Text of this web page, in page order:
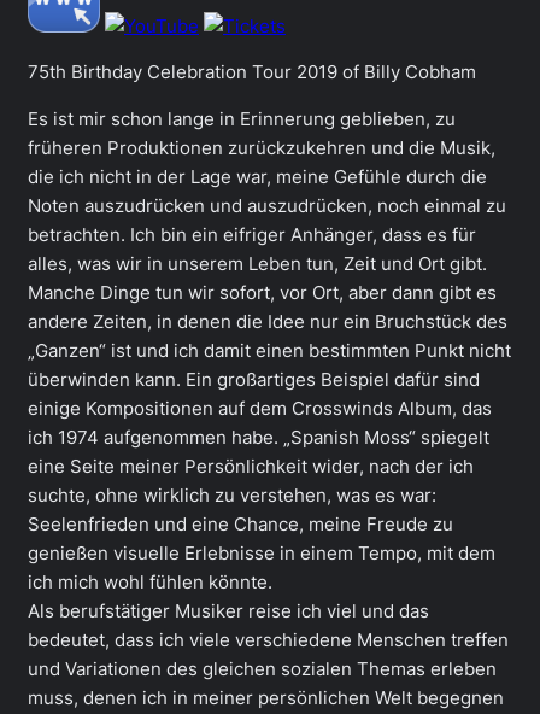
75th Birthday Celebration Tour 2019 of Billy Cobham
Es ist mir schon lange in Erinnerung geblieben, zu
früheren Produktionen zurückzukehren und die Musik,
die ich nicht in der Lage war, meine Gefühle durch die
Noten auszudrücken und auszudrücken, noch einmal zu
betrachten. Ich bin ein eifriger Anhänger, dass es für
alles, was wir in unserem Leben tun, Zeit und Ort gibt.
Manche Dinge tun wir sofort, vor Ort, aber dann gibt es
andere Zeiten, in denen die Idee nur ein Bruchstück des
„Ganzen“ ist und ich damit einen bestimmten Punkt nicht
überwinden kann. Ein großartiges Beispiel dafür sind
einige Kompositionen auf dem Crosswinds Album, das
ich 1974 aufgenommen habe. „Spanish Moss“ spiegelt
eine Seite meiner Persönlichkeit wider, nach der ich
suchte, ohne wirklich zu verstehen, was es war:
Seelenfrieden und eine Chance, meine Freude zu
genießen visuelle Erlebnisse in einem Tempo, mit dem
ich mich wohl fühlen könnte.
Als berufstätiger Musiker reise ich viel und das
bedeutet, dass ich viele verschiedene Menschen treffen
und Variationen des gleichen sozialen Themas erleben
muss, denen ich in meiner persönlichen Welt begegnen